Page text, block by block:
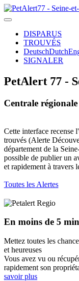
DISPARUS
TROUVÉS
DeutschDutch
SIGNALER
PetAlert 77 -
Centrale
Cette interface recense
trouvés (Alerte
département de la
possible de publier un
et rapidement à travers
Toutes les Alertes
En moins de 5
Mettez toutes les
et heureuses
Vous avez vu ou
rapidement son
savoir plus